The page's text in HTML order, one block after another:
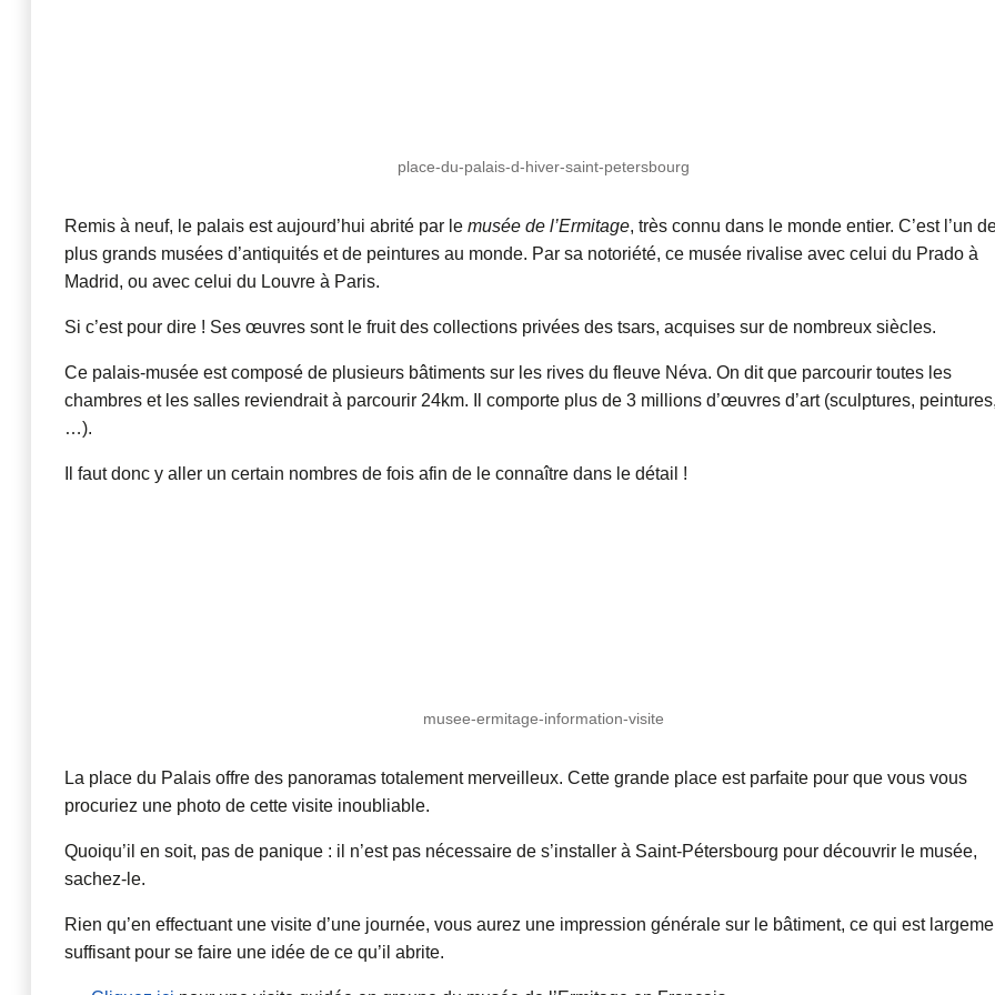
place-du-palais-d-hiver-saint-petersbourg
Remis à neuf, le palais est aujourd’hui abrité par le musée de l’Ermitage, très connu dans le monde entier. C’est l’un
plus grands musées d’antiquités et de peintures au monde. Par sa notoriété, ce musée rivalise avec celui du Prado à
Madrid, ou avec celui du Louvre à Paris.
Si c’est pour dire ! Ses œuvres sont le fruit des collections privées des tsars, acquises sur de nombreux siècles.
Ce palais-musée est composé de plusieurs bâtiments sur les rives du fleuve Néva. On dit que parcourir toutes les
chambres et les salles reviendrait à parcourir 24km. Il comporte plus de 3 millions d’œuvres d’art (sculptures,
…).
Il faut donc y aller un certain nombres de fois afin de le connaître dans le détail !
musee-ermitage-information-visite
La place du Palais offre des panoramas totalement merveilleux. Cette grande place est parfaite pour que vous vous
procuriez une photo de cette visite inoubliable.
Quoiqu’il en soit, pas de panique : il n’est pas nécessaire de s’installer à Saint-Pétersbourg pour découvrir le musée,
sachez-le.
Rien qu’en effectuant une visite d’une journée, vous aurez une impression générale sur le bâtiment, ce qui est
suffisant pour se faire une idée de ce qu’il abrite.